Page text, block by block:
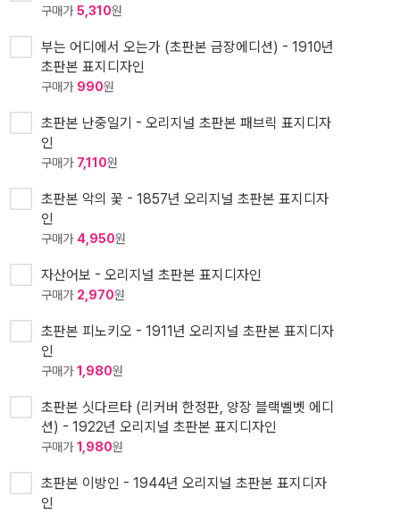
구매가5,310원
부는 어디에서 오는가 (초판본 금장에디션) - 1910년
초판본 표지디자인
구매가 990원
초판본 난중일기 - 오리지널 초판본 패브릭 표지디자
인
구매가 7,110원
초판본 악의 꽃 - 1857년 오리지널 초판본 표지디자
인
구매가 4,950원
자산어보 - 오리지널 초판본 표지디자인
구매가 2,970원
초판본 피노키오 - 1911년 오리지널 초판본 표지디자
인
구매가1,980원
초판본 싯다르타 (리커버 한정판, 양장 블랙벨벳 에디
션) - 1922년 오리지널 초판본 표지디자인
구매가1,980원
초판본 이방인 - 1944년 오리지널 초판본 표지디자
인